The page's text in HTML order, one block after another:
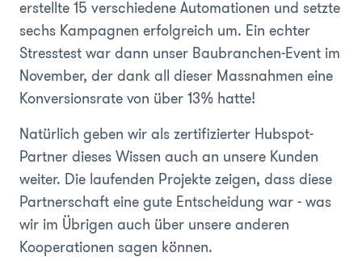
erstellte 15 verschiedene Automationen und setzte
sechs Kampagnen erfolgreich um. Ein echter
Stresstest war dann unser Baubranchen-Event im
November, der dank all dieser Massnahmen eine
Konversionsrate von über 13% hatte!
Natürlich geben wir als zertifizierter Hubspot-
Partner dieses Wissen auch an unsere Kunden
weiter. Die laufenden Projekte zeigen, dass diese
Partnerschaft eine gute Entscheidung war - was
wir im Übrigen auch über unsere anderen
Kooperationen sagen können.